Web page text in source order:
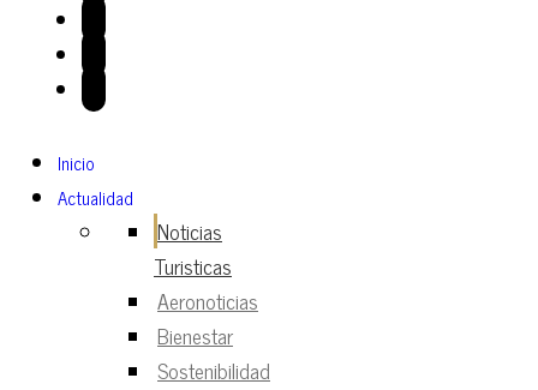
Inicio
Actualidad
Noticias
Turisticas
Aeronoticias
Bienestar
Sostenibilidad